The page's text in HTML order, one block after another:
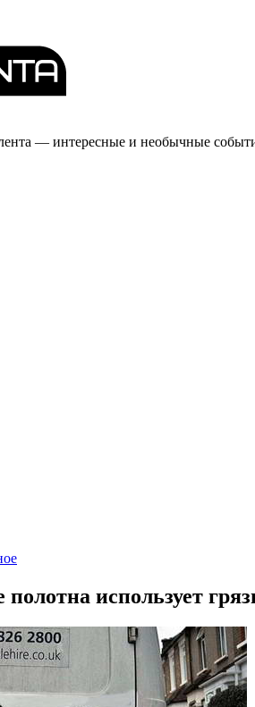
— интересные и необычные
полотна использует